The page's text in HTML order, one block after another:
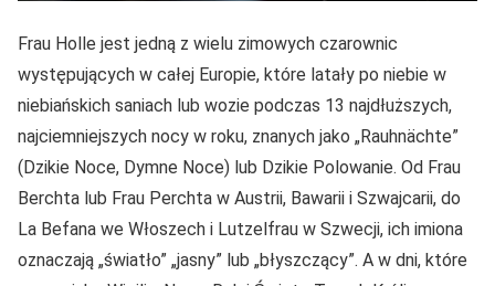
Frau Holle jest jedną z wielu zimowych czarownic
występujących w całej Europie, które latały po niebie w
niebiańskich saniach lub wozie podczas 13 najdłuższych,
najciemniejszych nocy w roku, znanych jako „Rauhnächte”
(Dzikie Noce, Dymne Noce) lub Dzikie Polowanie. Od Frau
Berchta lub Frau Perchta w Austrii, Bawarii i Szwajcarii, do
La Befana we Włoszech i Lutzelfrau w Szwecji, ich imiona
oznaczają „światło” „jasny” lub „błyszczący”. A w dni, które